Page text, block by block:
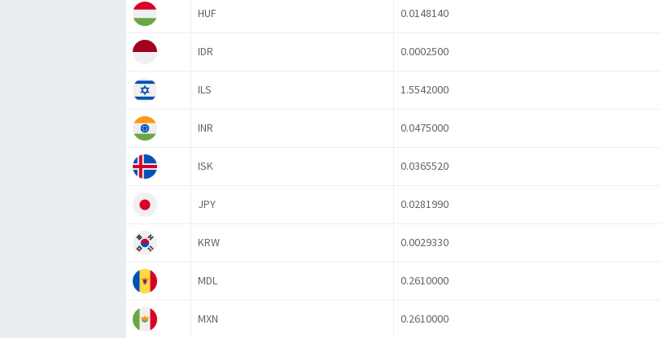
HUF 0.0148140
IDR 0.0002500
ILS 1.5542000
INR 0.0475000
ISK 0.0365520
JPY 0.0281990
KRW 0.0029330
MDL 0.2610000
MXN 0.2610000